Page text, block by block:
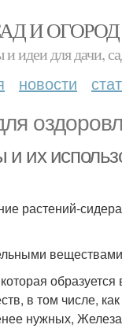
И ОГОРОД
идеи для дачи,
новости
и их
растений-
в том числе,
нужных,